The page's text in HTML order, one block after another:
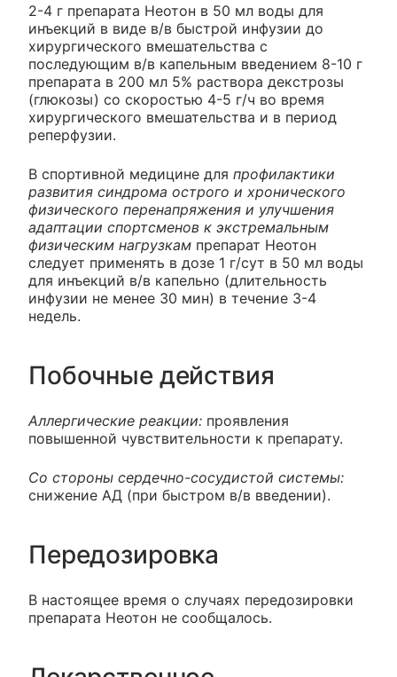
2-4 г препарата Неотон в 50 мл воды для
инъекций в виде в/в быстрой инфузии до
хирургического вмешательства с
последующим в/в капельным введением 8-10 г
препарата в 200 мл 5% раствора декстрозы
(глюкозы) со скоростью 4-5 г/ч во время
хирургического вмешательства и в период
реперфузии.
В спортивной медицине для профилактики
развития синдрома острого и хронического
физического перенапряжения и улучшения
адаптации спортсменов к экстремальным
физическим нагрузкам препарат Неотон
следует применять в дозе 1 г/сут в 50 мл воды
для инъекций в/в капельно (длительность
инфузии не менее 30 мин) в течение 3-4
недель.
Побочные действия
Аллергические реакции: проявления
повышенной чувствительности к препарату.
Со стороны сердечно-сосудистой системы:
снижение АД (при быстром в/в введении).
Передозировка
В настоящее время о случаях передозировки
препарата Неотон не сообщалось.